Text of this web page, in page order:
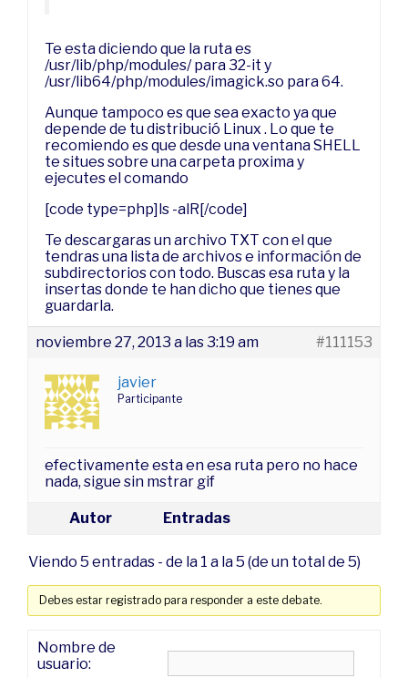
Te esta diciendo que la ruta es
/usr/lib/php/modules/ para 32-it y
/usr/lib64/php/modules/imagick.so para 64.
Aunque tampoco es que sea exacto ya que
depende de tu distribució Linux . Lo que te
recomiendo es que desde una ventana SHELL
te situes sobre una carpeta proxima y
ejecutes el comando
[code type=php]ls -alR[/code]
Te descargaras un archivo TXT con el que
tendras una lista de archivos e información de
subdirectorios con todo. Buscas esa ruta y la
insertas donde te han dicho que tienes que
guardarla.
noviembre 27, 2013 a las 3:19 am #111153
javier
Participante
efectivamente esta en esa ruta pero no hace
nada, sigue sin mstrar gif
Autor Entradas
Viendo 5 entradas - de la 1 a la 5 (de un total de 5)
Debes estar registrado para responder a este debate.
Nombre de
usuario: